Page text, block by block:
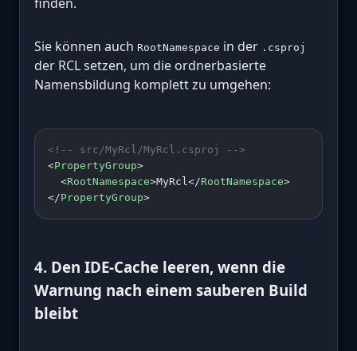
Sie können auch RootNamespace in der .csproj
der RCL setzen, um die ordnerbasierte
Namensbildung komplett zu umgehen:
<!-- src/MyRcl/MyRcl.csproj -->
<PropertyGroup>
  <
RootNamespace>MyRcl</RootNamespace>
</PropertyGroup>
4. Den IDE-Cache leeren, wenn die
Warnung nach einem sauberen Build
bleibt